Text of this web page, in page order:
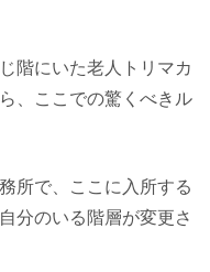
階にいた老人トリマカ
、ここでの驚くべきル
所で、ここに入所する
分のいる階層が変更さ